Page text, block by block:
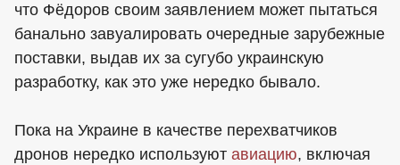
что Фёдоров своим заявлением может пытаться
банально завуалировать очередные зарубежные
поставки, выдав их за сугубо украинскую
разработку, как это уже нередко бывало.
Пока на Украине в качестве перехватчиков
дронов нередко используют авиацию, включая